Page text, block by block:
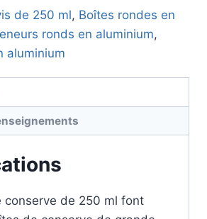
de 250 ml, Boîtes rondes en
ronds en aluminium,
aluminium
conserve de 250 ml font